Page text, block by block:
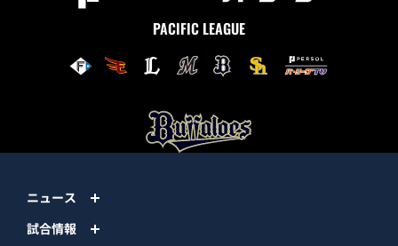
PACIFIC LEAGUE
ニュース
試合情報